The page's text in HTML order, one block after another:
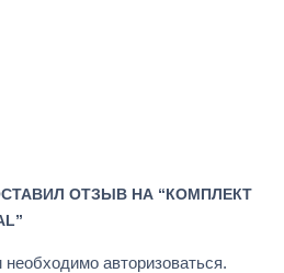
ОТЗЫВ НА “КОМПЛЕКТ
необходимо авторизоваться.